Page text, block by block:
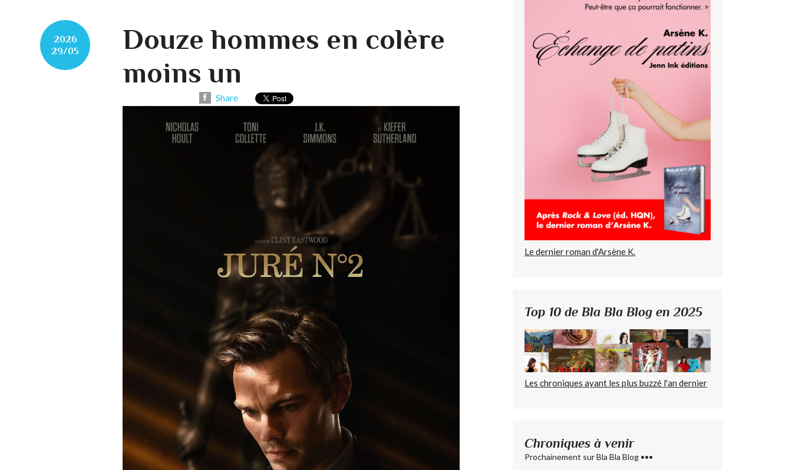
2026
29/05
Douze hommes en colère
moins un
Share
Le dernier roman d'Arsène K.
Top 10 de Bla Bla Blog en 2025
Les chroniques ayant les plus buzzé l'an dernier
Chroniques à venir
Prochainement sur Bla Bla Blog •••